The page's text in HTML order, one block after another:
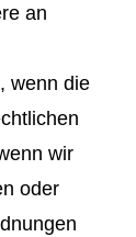
an
wenn die
wir
oder